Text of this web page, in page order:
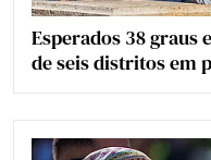
Esperados 38 graus
de seis distritos em